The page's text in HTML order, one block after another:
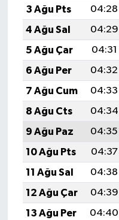
3 Ağu Pts
04:28
4 Ağu Sal
04:29
5 Ağu Çar
04:31
6 Ağu Per
04:32
7 Ağu Cum
04:33
8 Ağu Cts
04:34
9 Ağu Paz
04:35
10 Ağu Pts
04:37
11 Ağu Sal
04:38
12 Ağu Çar
04:39
13 Ağu Per
04:40